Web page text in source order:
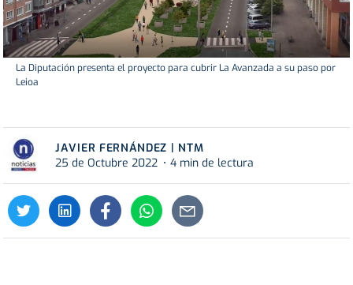
La Diputación presenta el proyecto para cubrir La Avanzada a su paso por
Leioa
JAVIER FERNÁNDEZ | NTM
25 de Octubre 2022
4 min de lectura